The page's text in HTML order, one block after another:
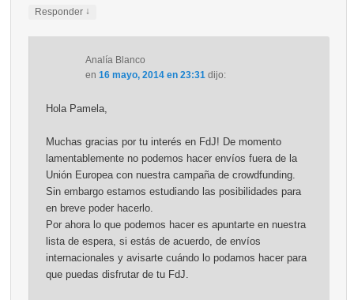
Responder ↓
Analía Blanco
en 16 mayo, 2014 en 23:31 dijo:
Hola Pamela,
Muchas gracias por tu interés en FdJ! De momento
lamentablemente no podemos hacer envíos fuera de la
Unión Europea con nuestra campaña de crowdfunding.
Sin embargo estamos estudiando las posibilidades para
en breve poder hacerlo.
Por ahora lo que podemos hacer es apuntarte en nuestra
lista de espera, si estás de acuerdo, de envíos
internacionales y avisarte cuándo lo podamos hacer para
que puedas disfrutar de tu FdJ.